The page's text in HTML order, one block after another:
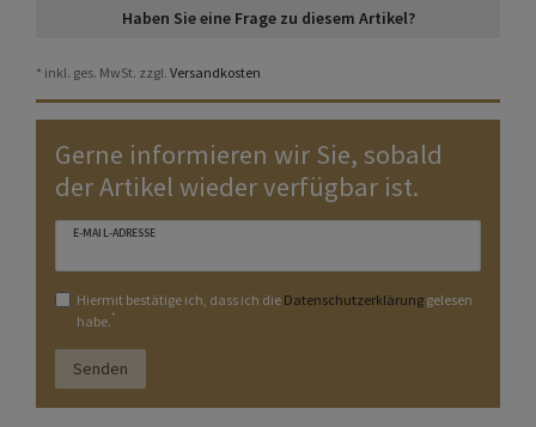
Haben Sie eine Frage zu diesem Artikel?
* inkl. ges. MwSt. zzgl. Versandkosten
Gerne informieren wir Sie, sobald
der Artikel wieder verfügbar ist.
E-MAIL-ADRESSE
Hiermit bestätige ich, dass ich die Daten­schutz­erklärunggelesen
habe.*
Senden